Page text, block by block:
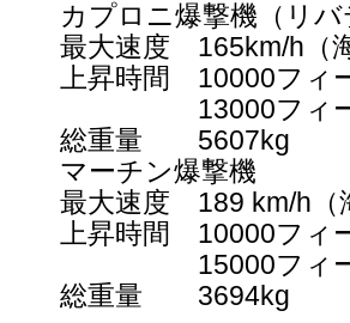
カプロニ爆撃機（リ
最大速度 165km/h（
上昇時間 10000フィ
13000フィート
総重量 5607kg
マーチン爆撃機
最大速度 189 km/h（
上昇時間 10000フィ
15000フィート
総重量 3694kg